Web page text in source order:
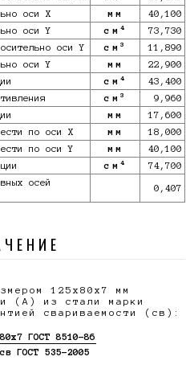
оси X мм
40,100
оси Y см 4
73,730
оси Y см 3
11,890
оси Y мм
22,900
см 4
43,400
см 3
9,960
мм
17,600
по оси X мм
18,000
по оси Y мм
40,100
см 4
74,700
осей
0,407
125х80х7 мм
(А) из стали марки
свариваемости (св):
ГОСТ 8510-86
ГОСТ 535-2005